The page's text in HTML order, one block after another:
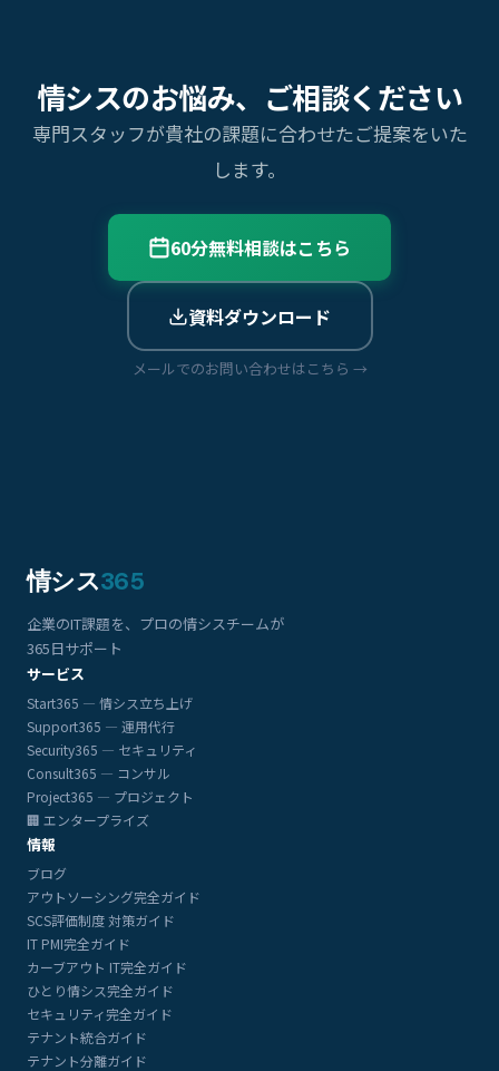
情シスのお悩み、ご相談ください
専門スタッフが貴社の課題に合わせたご提案をいた
します。
60分無料相談はこちら
資料ダウンロード
メールでのお問い合わせはこちら →
情シス365
企業のIT課題を、プロの情シスチームが
365日サポート
サービス
Start365 — 情シス立ち上げ
Support365 — 運用代行
Security365 — セキュリティ
Consult365 — コンサル
Project365 — プロジェクト
🏢 エンタープライズ
情報
ブログ
アウトソーシング完全ガイド
SCS評価制度 対策ガイド
IT PMI完全ガイド
カーブアウト IT完全ガイド
ひとり情シス完全ガイド
セキュリティ完全ガイド
テナント統合ガイド
テナント分離ガイド